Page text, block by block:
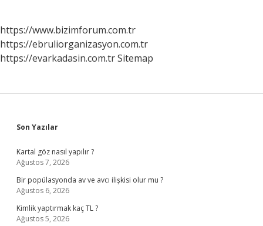
https://www.bizimforum.com.tr
https://ebruliorganizasyon.com.tr
https://evarkadasin.com.trSitemap
Sidebar
Son Yazılar
Kartal göz nasıl yapılır ?
Ağustos 7, 2026
Bir popülasyonda av ve avcı ilişkisi olur mu ?
Ağustos 6, 2026
Kimlik yaptırmak kaç TL ?
Ağustos 5, 2026